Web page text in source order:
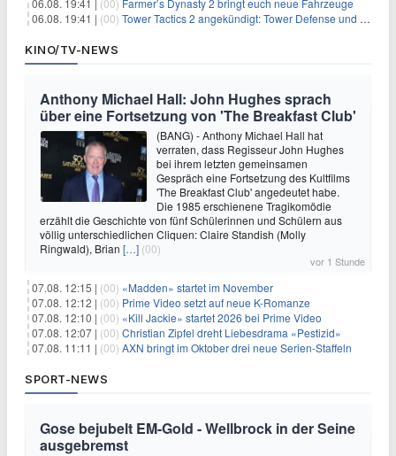
06.08. 19:41 | (00) Farmer’s Dynasty 2 bringt euch neue Fahrzeuge
06.08. 19:41 | (00) Tower Tactics 2 angekündigt: Tower Defense und Deckbuilding Kombo kehrt zurück
KINO/TV-NEWS
Anthony Michael Hall: John Hughes sprach
über eine Fortsetzung von 'The Breakfast Club'
(BANG) - Anthony Michael Hall hat
verraten, dass Regisseur John Hughes
bei ihrem letzten gemeinsamen
Gespräch eine Fortsetzung des Kultfilms
'The Breakfast Club' angedeutet habe.
Die 1985 erschienene Tragikomödie
erzählt die Geschichte von fünf Schülerinnen und Schülern aus
völlig unterschiedlichen Cliquen: Claire Standish (Molly
Ringwald), Brian […] (00)
vor 1 Stunde
07.08. 12:15 | (00) «Madden» startet im November
07.08. 12:12 | (00) Prime Video setzt auf neue K-Romanze
07.08. 12:10 | (00) «Kill Jackie» startet 2026 bei Prime Video
07.08. 12:07 | (00) Christian Zipfel dreht Liebesdrama «Pestizid»
07.08. 11:11 | (00) AXN bringt im Oktober drei neue Serien-Staffeln
SPORT-NEWS
Gose bejubelt EM-Gold - Wellbrock in der Seine
ausgebremst